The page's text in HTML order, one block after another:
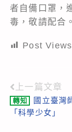
者自備口罩，
毒，敬請配合。
Post
Read
more
上一篇文章
轉知
國立臺灣
「科學少女」